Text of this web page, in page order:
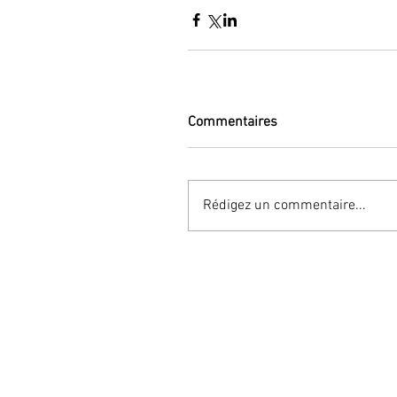
Commentaires
Rédigez un commentaire...